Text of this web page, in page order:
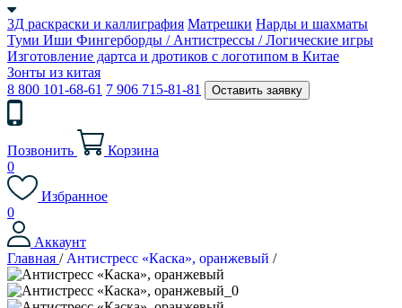
3Д раскраски и каллиграфия Матрешки Нарды и шахматы
Туми Иши Фингерборды / Антистрессы / Логические игры
Изготовление дартса и дротиков с логотипом в Китае
Зонты из китая
8 800 101-68-61 7 906 715-81-81 Оставить заявку
Позвонить
Корзина
0
Избранное
0
Аккаунт
Главная / Антистресс «Каска», оранжевый /